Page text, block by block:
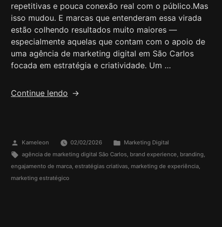
repetitivas e pouca conexão real com o público.Mas
isso mudou. E marcas que entenderam essa virada
estão colhendo resultados muito maiores —
especialmente aquelas que contam com o apoio de
uma agência de marketing digital em São Carlos
focada em estratégia e criatividade. Um …
Continue lendo
Kameleon 02/02/2026
Marketing Digital
agência de marketing digital São Carlos, brand experience, branding,
engajamento de marca, estratégias criativas, marketing de experiência,
marketing estratégico